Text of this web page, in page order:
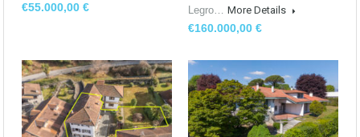
€55.000,00 €
Legro… More Details
€160.000,00 €